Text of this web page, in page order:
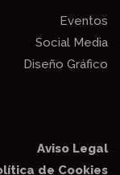
Eventos
Social Media
Diseño Gráfico
Aviso Legal
de Cookies